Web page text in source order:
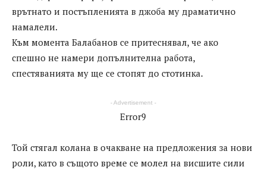
врътнато и постъпленията в джоба му драматично
намалели.
Към момента Балабанов се притеснявал, че ако
спешно не намери допълнителна работа,
спестяванията му ще се стопят до стотинка.
- Advertisement -
Error9
Той стягал колана в очакване на предложения за нови
роли, като в същото време се молел на висшите сили